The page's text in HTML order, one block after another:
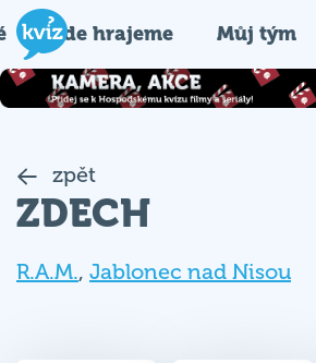
Kde hrajeme Můj tým
zpět
ZDECH
R.A.M., Jablonec nad Nisou